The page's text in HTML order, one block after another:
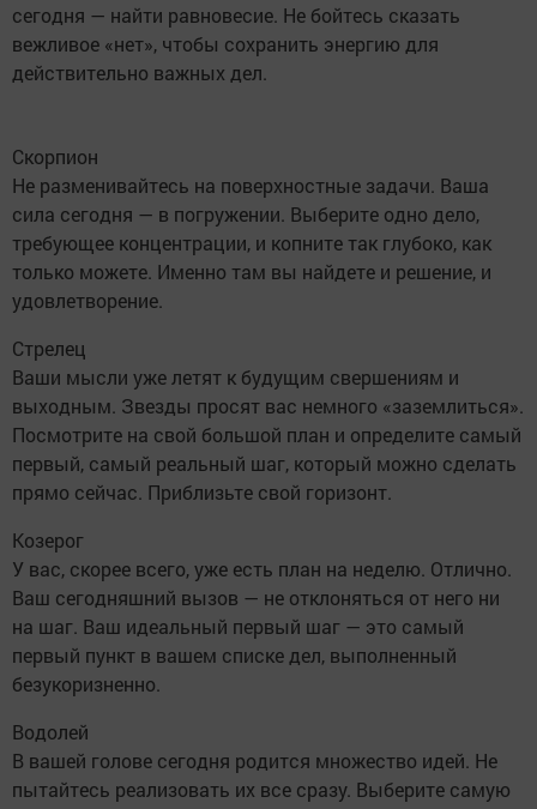
сегодня — найти равновесие. Не бойтесь сказать
вежливое «нет», чтобы сохранить энергию для
действительно важных дел.
Скорпион
Не разменивайтесь на поверхностные задачи. Ваша
сила сегодня — в погружении. Выберите одно дело,
требующее концентрации, и копните так глубоко, как
только можете. Именно там вы найдете и решение, и
удовлетворение.
Стрелец
Ваши мысли уже летят к будущим свершениям и
выходным. Звезды просят вас немного «заземлиться».
Посмотрите на свой большой план и определите самый
первый, самый реальный шаг, который можно сделать
прямо сейчас. Приблизьте свой горизонт.
Козерог
У вас, скорее всего, уже есть план на неделю. Отлично.
Ваш сегодняшний вызов — не отклоняться от него ни
на шаг. Ваш идеальный первый шаг — это самый
первый пункт в вашем списке дел, выполненный
безукоризненно.
Водолей
В вашей голове сегодня родится множество идей. Не
пытайтесь реализовать их все сразу. Выберите самую